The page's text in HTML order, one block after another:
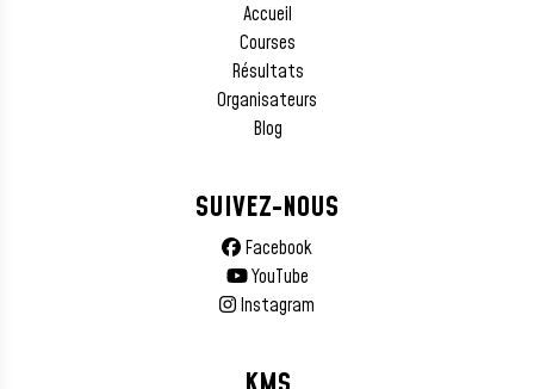
Accueil
Courses
Résultats
Organisateurs
Blog
SUIVEZ-NOUS
Facebook
YouTube
Instagram